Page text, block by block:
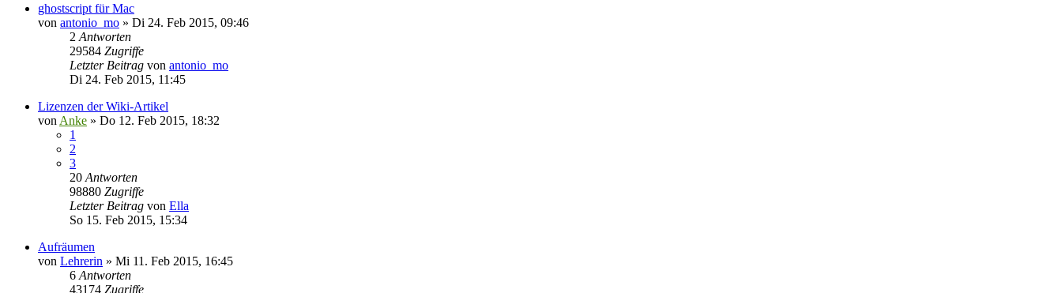
ghostscript für Mac
von antonio_mo » Di 24. Feb 2015, 09:46
2 Antworten
29584 Zugriffe
Letzter Beitrag von antonio_mo
Di 24. Feb 2015, 11:45
Lizenzen der Wiki-Artikel
von Anke » Do 12. Feb 2015, 18:32
1
2
3
20 Antworten
98880 Zugriffe
Letzter Beitrag von Ella
So 15. Feb 2015, 15:34
Aufräumen
von Lehrerin » Mi 11. Feb 2015, 16:45
6 Antworten
43174 Zugriffe